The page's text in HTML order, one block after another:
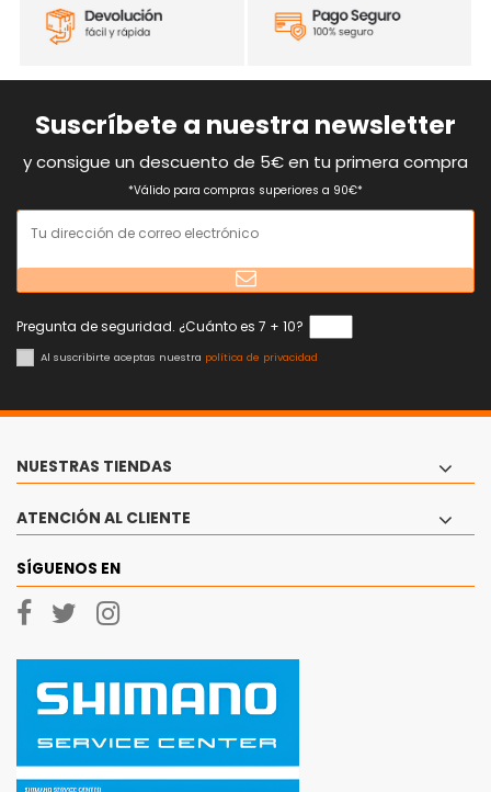
Suscríbete a nuestra newsletter
y consigue un descuento de 5€ en tu primera compra
*Válido para compras superiores a 90€*
Pregunta de seguridad. ¿Cuánto es 7 + 10?
Al suscribirte aceptas nuestra política de privacidad
NUESTRAS TIENDAS
ATENCIÓN AL CLIENTE
SÍGUENOS EN